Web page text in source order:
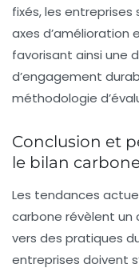
fixés, les entreprises
axes d’amélioration
favorisant ainsi une
d’engagement
méthodologie
Conclusion et
le bilan
Les tendances
carbone révèlent
vers des pratiques
entreprises doivent